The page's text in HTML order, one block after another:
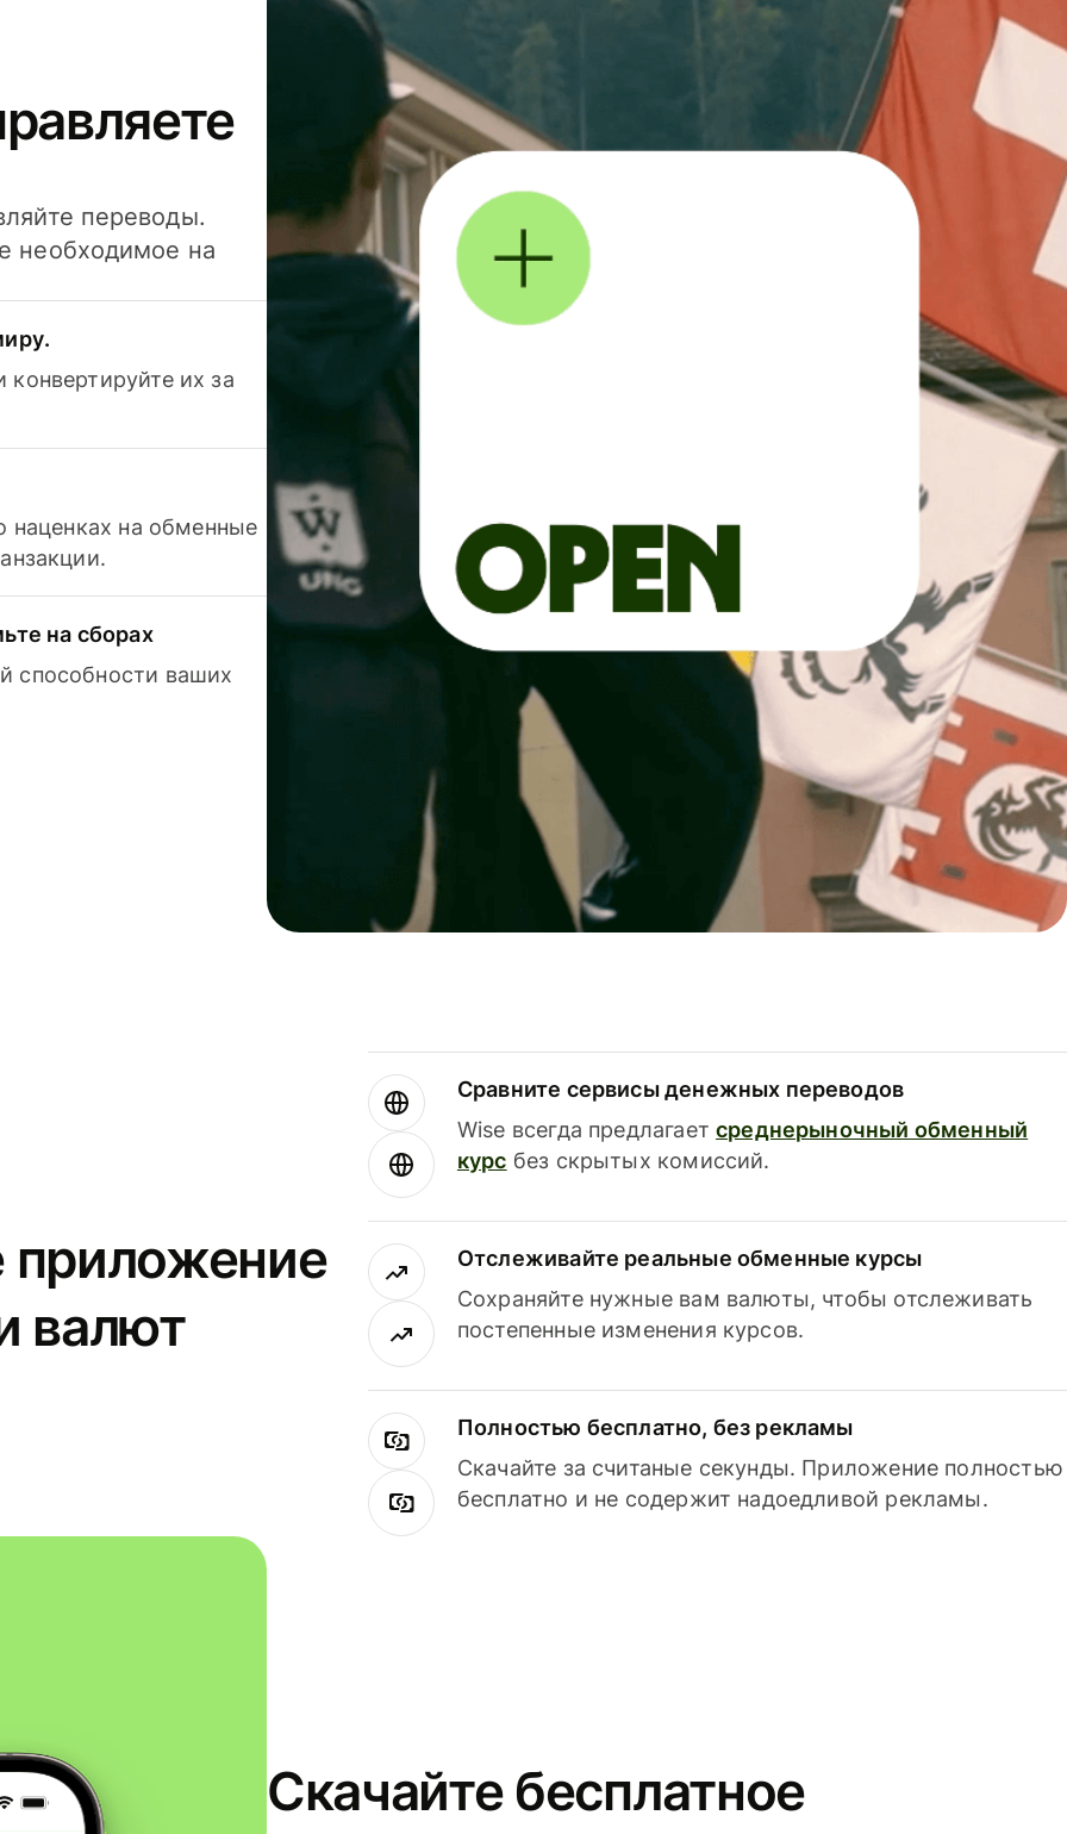
переводы.
необходимое на
их за
наценках на обменные
на сборах
способности ваших
приложение
валют
Сравните сервисы денежных переводов
Wise всегда предлагаетсреднерыночный обменный
курс без скрытых комиссий.
Отслеживайте реальные обменные курсы
Сохраняйте нужные вам валюты, чтобы отслеживать
постепенные изменения курсов.
Полностью бесплатно, без рекламы
Скачайте за считаные секунды. Приложение полностью
бесплатно и не содержит надоедливой рекламы.
Скачайте бесплатное